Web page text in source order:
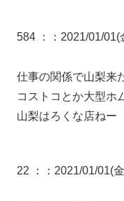
584 ： ：2021/01/
仕事の関係で山梨来
コストコとか大型ホ
山梨はろくな店ねー
22 ： ：2021/01/01(